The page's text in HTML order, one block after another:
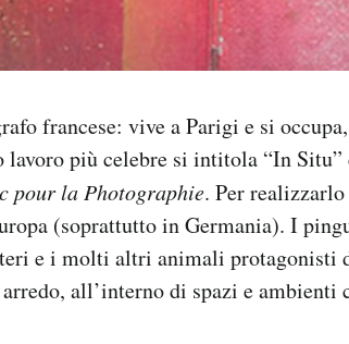
francese: vive a Parigi e si
lavoro più celebre si intitola “In Situ”
pour la Photographie. Per
(soprattutto in Germania). I
e i molti altri animali protagonisti
all’interno di spazi e